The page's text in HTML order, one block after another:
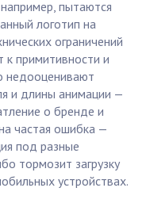
пытаются
логотип на
ограничений
к примитивности и
недооценивают
и длины анимации —
о бренде и
частая ошибка —
под разные
тормозит загрузку
устройствах.